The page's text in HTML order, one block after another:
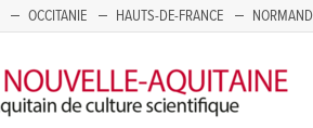
OCCITANIE HAUTS-DE-FRANCE